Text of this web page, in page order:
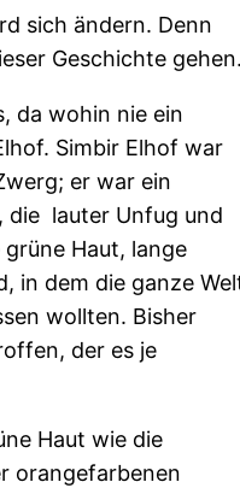
sich ändern. Denn
Geschichte
da wohin nie ein
Simbir Elhof war
er war ein
die lauter Unfug und
Haut, lange
in dem die ganze
wollten. Bisher
der es je
Haut wie die
orangefarbenen